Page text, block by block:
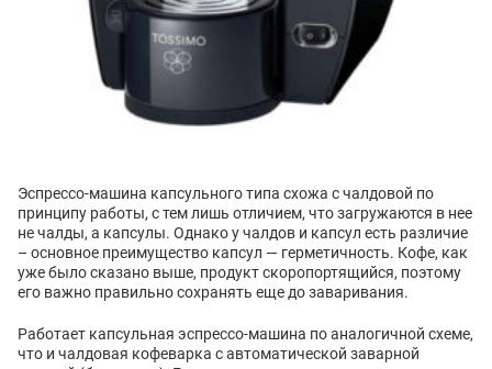
Эспрессо-машина капсульного типа схожа с чалдовой по
принципу работы, с тем лишь отличием, что загружаются в нее
не чалды, а капсулы. Однако у чалдов и капсул есть различие
– основное преимущество капсул — герметичность. Кофе, как
уже было сказано выше, продукт скоропортящийся, поэтому
его важно правильно сохранять еще до заваривания.
Работает капсульная эспрессо-машина по аналогичной схеме,
что и чалдовая кофеварка с автоматической заварной